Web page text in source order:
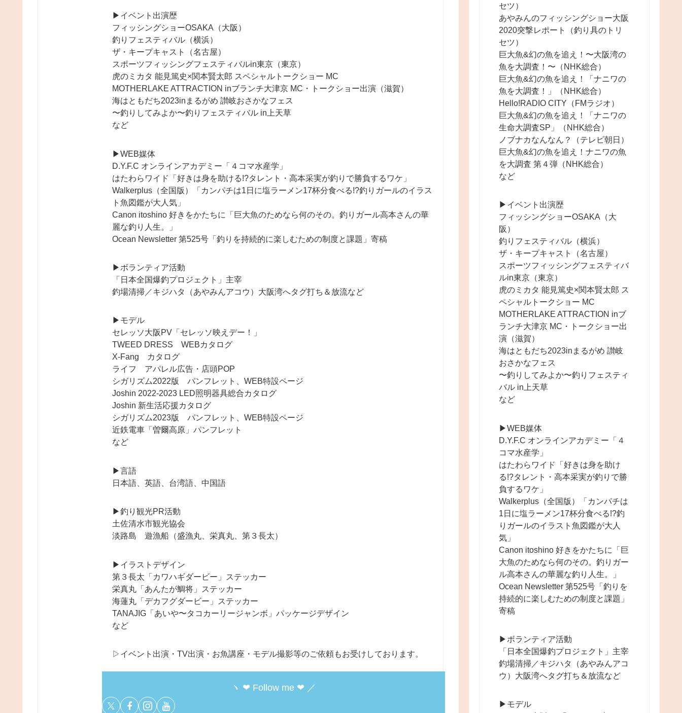
▶︎イベント出演歴
フィッシングショーOSAKA（大阪）
釣りフェスティバル（横浜）
ザ・キープキャスト（名古屋）
スポーツフィッシングフェスティバルin東京（東京）
虎のミカタ 能見篤史×関本賢太郎 スペシャルトークショー MC
MOTHERLAKE ATTRACTION inブランチ大津京 MC・トークショー出演（滋賀）
海はともだち2023inまるがめ 讃岐おさかなフェス
〜釣りしてみよか〜釣りフェスティバル in上天草
など
▶︎WEB媒体
D.Y.F.C オンラインアカデミー「４コマ水産学」
はたわらワイド「好きは身を助ける!?タレント・高本采実が釣りで勝負するワケ」
Walkerplus（全国版）「カンパチは1日に塩ラーメン17杯分食べる!?釣りガールのイラス
ト魚図鑑が大人気」
Canon itoshino 好きをかたちに「巨大魚のためなら何のその。釣りガール高本さんの華
麗な釣り人生。」
Ocean Newsletter 第525号「釣りを持続的に楽しむための制度と課題」寄稿
▶︎ボランティア活動
「日本全国爆釣プロジェクト」主宰
釣場清掃／キジハタ（あやみんアコウ）大阪湾へタグ打ち＆放流など
▶︎モデル
セレッソ大阪PV「セレッソ映えデー！」
TWEED DRESS WEBカタログ
X-Fang カタログ
ライフ アパレル広告・店頭POP
シガリズム2022版 パンフレット、WEB特設ページ
Joshin 2022-2023 LED照明器具総合カタログ
Joshin 新生活応援カタログ
シガリズム2023版 パンフレット、WEB特設ページ
近鉄電車「曽爾高原」パンフレット
など
▶︎言語
日本語、英語、台湾語、中国語
▶︎釣り観光PR活動
土佐清水市観光協会
淡路島 遊漁船（盛漁丸、栄真丸、第３長太）
▶︎イラストデザイン
第３長太「カワハギダービー」ステッカー
栄真丸「あんたが鯛将」ステッカー
海蓮丸「デカフグダービー」ステッカー
TANAJIG「あいや〜タコカーリージャンボ」パッケージデザイン
など
▷イベント出演・TV出演・お魚講座・モデル撮影等のご依頼もお受けしております。
ヽ ❤︎ Follow me ❤︎ ／
セツ）
あやみんのフィッシングショー大阪
2020突撃レポート（釣り具のトリ
セツ）
巨大魚&幻の魚を追え！〜大阪湾の
魚を大調査！〜（NHK総合）
巨大魚&幻の魚を追え！「ナニワの
魚を大調査！」（NHK総合）
Hello!RADIO CITY（FMラジオ）
巨大魚&幻の魚を追え！「ナニワの
生命大調査SP」（NHK総合）
ノブナカなんなん？（テレビ朝日）
巨大魚&幻の魚を追え！ナニワの魚
を大調査 第４弾（NHK総合）
など
▶︎イベント出演歴
フィッシングショーOSAKA（大
阪）
釣りフェスティバル（横浜）
ザ・キープキャスト（名古屋）
スポーツフィッシングフェスティバ
ルin東京（東京）
虎のミカタ 能見篤史×関本賢太郎 ス
ペシャルトークショー MC
MOTHERLAKE ATTRACTION inブ
ランチ大津京 MC・トークショー出
演（滋賀）
海はともだち2023inまるがめ 讃岐
おさかなフェス
〜釣りしてみよか〜釣りフェスティ
バル in上天草
など
▶︎WEB媒体
D.Y.F.C オンラインアカデミー「４
コマ水産学」
はたわらワイド「好きは身を助け
る!?タレント・高本采実が釣りで勝
負するワケ」
Walkerplus（全国版）「カンパチは
1日に塩ラーメン17杯分食べる!?釣
りガールのイラスト魚図鑑が大人
気」
Canon itoshino 好きをかたちに「巨
大魚のためなら何のその。釣りガー
ル高本さんの華麗な釣り人生。」
Ocean Newsletter 第525号「釣りを
持続的に楽しむための制度と課題」
寄稿
▶︎ボランティア活動
「日本全国爆釣プロジェクト」主宰
釣場清掃／キジハタ（あやみんアコ
ウ）大阪湾へタグ打ち＆放流など
▶︎モデル